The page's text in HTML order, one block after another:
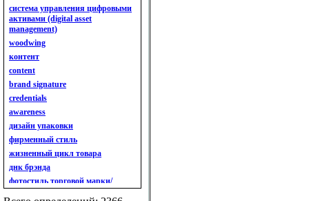
анализ конкурентов
анализ кросс-культурных
особенностей
анализ мак кинси «7s»
анализ макросистемы
анализ маркетинговый
анализ рынка
анализ ситуационный
анализ экспертный
индивидуальный
анкета
ассортимент
ассортимент товарный.
планирование товарного
ассортимента
ассортимент. глубина
система управления цифровыми
активами (digital asset
management)
woodwing
контент
content
brand signature
credentials
awareness
дизайн упаковки
фирменный стиль
жизненный цикл товара
днк брэнда
фотостиль торговой марки/
линейки продукции